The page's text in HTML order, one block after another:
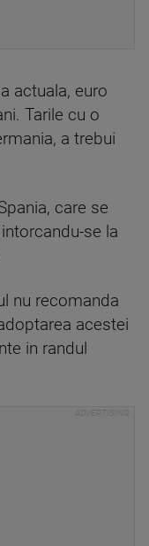
actuala, euro
Tarile cu o
a trebui
care se
se la
nu recomanda
acestei
in randul